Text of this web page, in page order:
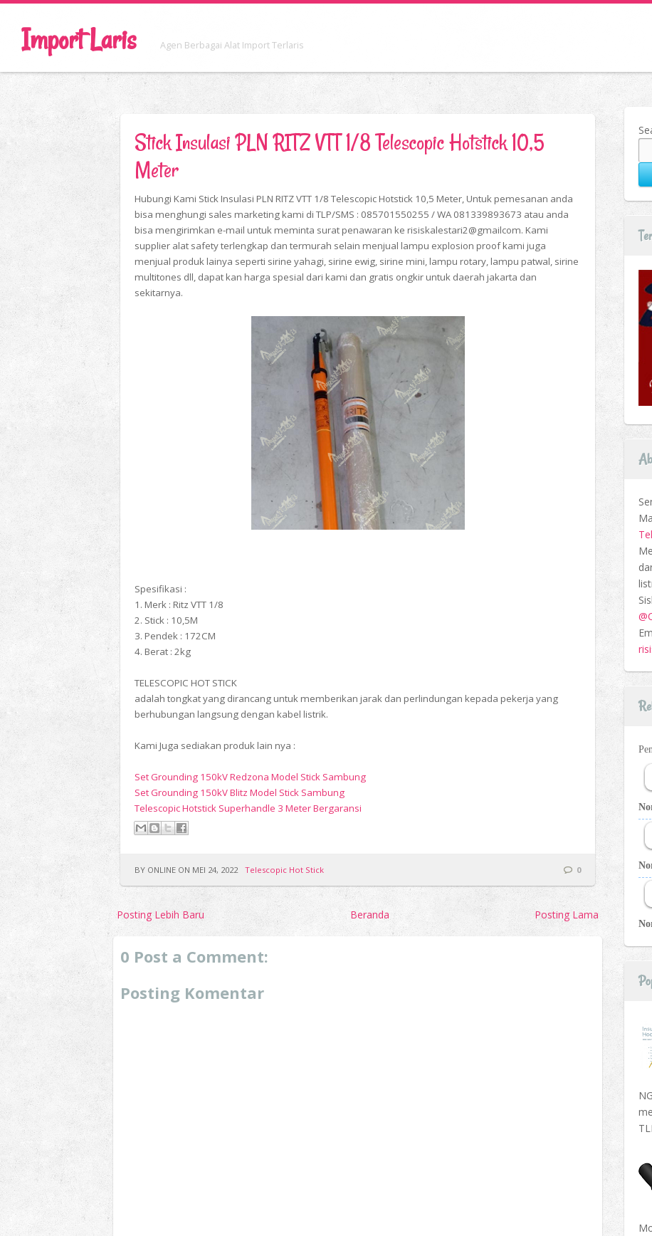
Import Laris Agen Berbagai Alat Import Terlaris
Stick Insulasi PLN RITZ VTT 1/8 Telescopic Hotstick 10,5
Meter
Hubungi Kami Stick Insulasi PLN RITZ VTT 1/8 Telescopic Hotstick 10,5 Meter, Untuk pemesanan anda
bisa menghungi sales marketing kami di TLP/SMS : 085701550255 / WA 081339893673 atau anda
bisa mengirimkan e-mail untuk meminta surat penawaran ke risiskalestari2@gmailcom. Kami
supplier alat safety terlengkap dan termurah selain menjual lampu explosion proof kami juga
menjual produk lainya seperti sirine yahagi, sirine ewig, sirine mini, lampu rotary, lampu patwal, sirine
multitones dll, dapat kan harga spesial dari kami dan gratis ongkir untuk daerah jakarta dan
sekitarnya.
Spesifikasi :
1. Merk : Ritz VTT 1/8
2. Stick : 10,5M
3. Pendek : 172CM
4. Berat : 2kg
TELESCOPIC HOT STICK
adalah tongkat yang dirancang untuk memberikan jarak dan perlindungan kepada pekerja yang
berhubungan langsung dengan kabel listrik.
Kami Juga sediakan produk lain nya :
Set Grounding 150kV Redzona Model Stick Sambung
Set Grounding 150kV Blitz Model Stick Sambung
Telescopic Hotstick Superhandle 3 Meter Bergaransi
BY ONLINE ON MEI 24, 2022 Telescopic Hot Stick 0
Posting Lebih Baru Posting Lama
Beranda
0 Post a Comment:
Posting Komentar